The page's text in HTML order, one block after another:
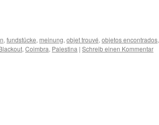
, fundstücke, meinung, objet trouvé, objetos encontrados,
, Coimbra, Palestina | Schreib einen Kommentar